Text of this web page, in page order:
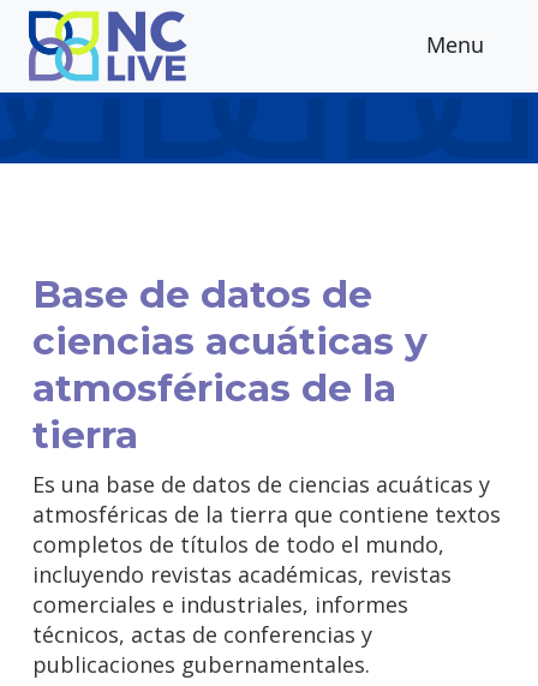
Skip to main content
Menu
Base de datos de
ciencias acuáticas y
atmosféricas de la
tierra
Es una base de datos de ciencias acuáticas y
atmosféricas de la tierra que contiene textos
completos de títulos de todo el mundo,
incluyendo revistas académicas, revistas
comerciales e industriales, informes
técnicos, actas de conferencias y
publicaciones gubernamentales.